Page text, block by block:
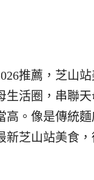
推薦，芝山
生活圈，串聯
高。像是傳統
新芝山站美食